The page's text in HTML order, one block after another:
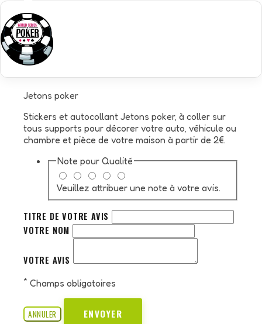
Jetons poker
Stickers et autocollant Jetons poker, à coller sur
tous supports pour décorer votre auto, véhicule ou
chambre et pièce de votre maison à partir de 2€.
Note pour Qualité
Veuillez attribuer une note à votre avis.
TITRE DE VOTRE AVIS
VOTRE NOM
VOTRE AVIS
* Champs obligatoires
ANNULER ENVOYER